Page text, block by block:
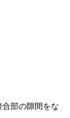
部の隙間をな